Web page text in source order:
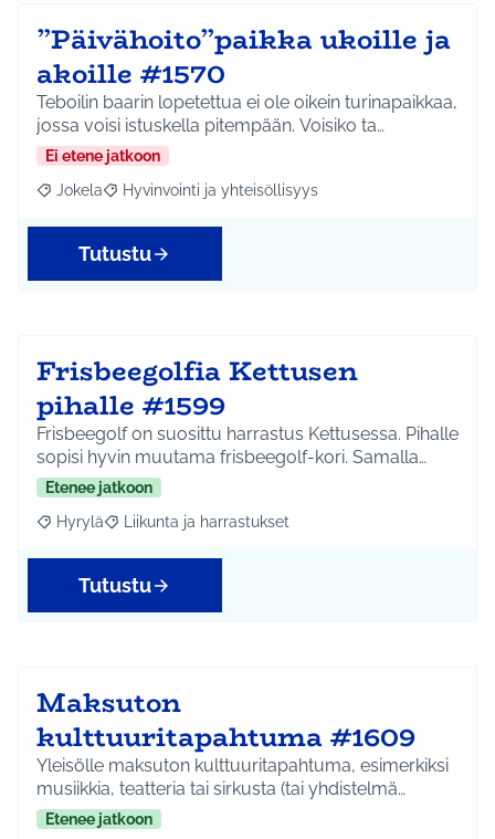
”Päivähoito”paikka ukoille ja
akoille #1570
Teboilin baarin lopetettua ei ole oikein turinapaikkaa,
jossa voisi istuskella pitempään. Voisiko ta…
Ei etene jatkoon
Rajaa tulokset aihepiirin mukaan: Jokela
Jokela Rajaa tulokset teeman mukaan: Hyvinvointi ja
Hyvinvointi ja yhteisöllisyys
Tutustu
Frisbeegolfia Kettusen
pihalle #1599
Frisbeegolf on suosittu harrastus Kettusessa. Pihalle
sopisi hyvin muutama frisbeegolf-kori. Samalla…
Etenee jatkoon
Rajaa tulokset aihepiirin mukaan: Hyrylä
Hyrylä Rajaa tulokset teeman mukaan: Liikunta ja
Liikunta ja harrastukset
Tutustu
Maksuton
kulttuuritapahtuma #1609
Yleisölle maksuton kulttuuritapahtuma, esimerkiksi
musiikkia, teatteria tai sirkusta (tai yhdistelmä…
Etenee jatkoon